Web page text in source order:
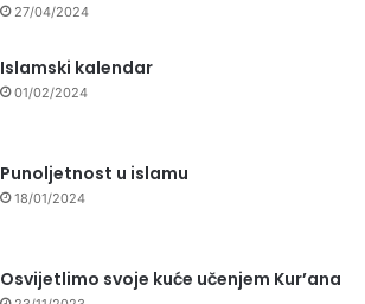
27/04/2024
Islamski kalendar
01/02/2024
Punoljetnost u islamu
18/01/2024
Osvijetlimo svoje kuće učenjem Kur’ana